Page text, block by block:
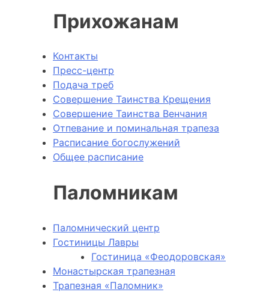
Прихожанам
Контакты
Пресс-центр
Подача треб
Совершение Таинства Крещения
Совершение Таинства Венчания
Отпевание и поминальная трапеза
Расписание богослужений
Общее расписание
Паломникам
Паломнический центр
Гостиницы Лавры
Гостиница «Феодоровская»
Монастырская трапезная
Трапезная «Паломник»